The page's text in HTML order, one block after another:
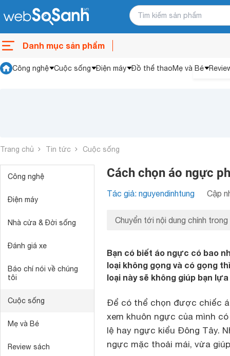
Danh mục sản phẩm
Công nghệ Cuộc sống Điện máy Đồ thể thaoMẹ và Bé
Trang chủ Tin tức Cuộc sống
Công nghệ
Điện máy
Nhà cửa & Đời sống
Đánh giá xe
Báo chí nói về chúng
tôi
Cuộc sống
Mẹ và Bé
Review sách
Cách chọn áo ngực
Tác giả: nguyendinhtung Cập
Chuyển tới nội dung chính trong
Bạn có biết áo ngực có bao
loại không gọng và có gọng
loại này sẽ không giúp bạn
Để có thể chọn được chiếc
xem khuôn ngực của mình
lệ hay ngực kiểu Đông Tây.
ngực mặc thoải mái, vừa